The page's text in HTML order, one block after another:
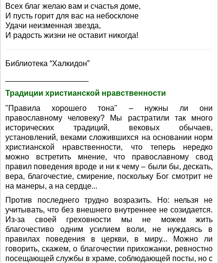
Всех благ желаю вам и счастья доме,
И пусть горит для вас на небосклоне
Удачи неизменная звезда,
И радость жизни не оставит никогда!
Библиотека “Халкидон”
Традиции христианской нравственности
"Правила хорошего тона" – нужны ли они
православному человеку? Мы растратили так много
исторических традиций, вековых обычаев,
установлений, веками сложившихся на основании норм
христианской нравственности, что теперь нередко
можно встретить мнение, что православному свод
правил поведения вроде и ни к чему – были бы, дескать,
вера, благочестие, смирение, поскольку Бог смотрит не
на манеры, а на сердце...
Против последнего трудно возразить. Но: нельзя не
учитывать, что без внешнего внутреннее не созидается.
Из-за своей греховности мы не можем жить
благочестиво одним усилием воли, не нуждаясь в
правилах поведения в церкви, в миру... Можно ли
говорить, скажем, о благочестии прихожанки, ревностно
посещающей службы в храме, соблюдающей посты, но с